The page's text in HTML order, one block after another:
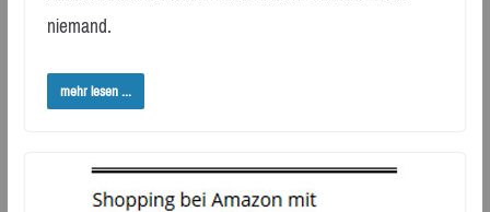
niemand.
mehr lesen ...